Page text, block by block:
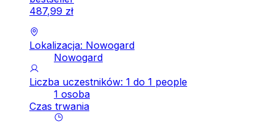
487,99 zł
Lokalizacja: Nowogard
Nowogard
Liczba uczestników: 1 do 1 people
1 osoba
Czas trwania